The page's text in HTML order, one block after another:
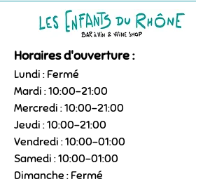
Horaires d'ouverture :
Lundi : Fermé
Mardi : 10:00–21:00
Mercredi : 10:00–21:00
Jeudi : 10:00–21:00
Vendredi : 10:00–01:00
Samedi : 10:00–01:00
Dimanche : Fermé